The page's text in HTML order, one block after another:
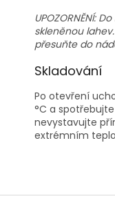
UPOZORNĚNÍ:
skleněnou
přesuňte do
Skladování
Po otevření
°C a
nevystavujte
extrémním
Z